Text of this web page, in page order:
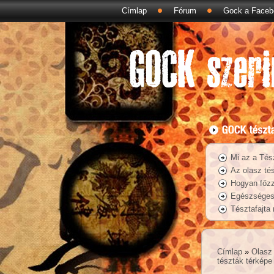
Címlap Fórum Gock a
Mi az a
Az olasz
Hogyan
Tésztafajta
Címlap »Olasz
tészták térképe